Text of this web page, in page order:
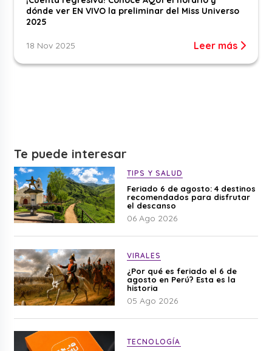
dónde ver EN VIVO la preliminar del Miss Universo
2025
18 Nov 2025 Leer más
Te puede interesar
TIPS Y SALUD
Feriado 6 de agosto: 4 destinos
recomendados para disfrutar
el descanso
06 Ago 2026
VIRALES
¿Por qué es feriado el 6 de
agosto en Perú? Esta es la
historia
05 Ago 2026
TECNOLOGÍA